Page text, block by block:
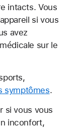
intacts. Vous
si vous
avez
sur le
symptômes.
si vous vous
inconfort,